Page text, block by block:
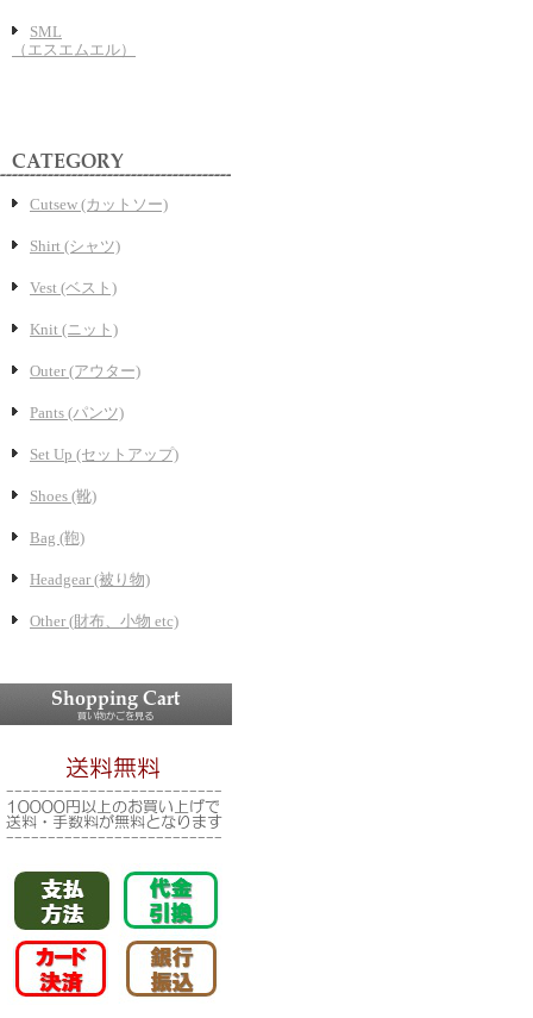
SML
（エスエムエル）
Cutsew (カットソー)
Shirt (シャツ)
Vest (ベスト)
Knit (ニット)
Outer (アウター)
Pants (パンツ)
Set Up (セットアップ)
Shoes (靴)
Bag (鞄)
Headgear (被り物)
Other (財布、小物 etc)